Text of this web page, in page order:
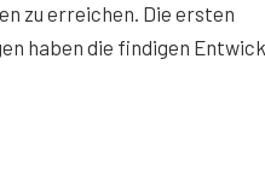
zu erreichen. Die ersten
haben die findigen